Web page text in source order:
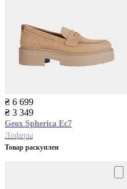
₴ 6 699
₴ 3 349
Geox Spherica Ec7
Лоферы
Товар раскуплен